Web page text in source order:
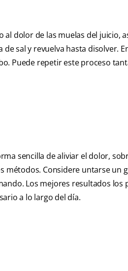
dolor de las muelas del juicio,
sal y revuelva hasta disolver.
Puede repetir este proceso
sencilla de aliviar el dolor,
Considere untarse un
Los mejores resultados los
a lo largo del día.